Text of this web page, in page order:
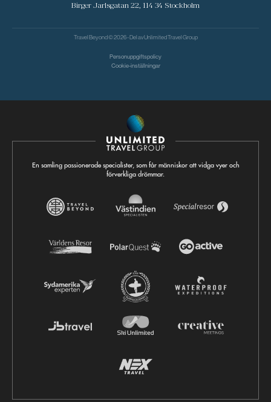
Birger Jarlsgatan 22, 114 34 Stockholm
Travel Beyond © 2026 - Del avUnlimited Travel Group
Personuppgiftspolicy
Cookie-inställningar
En samling passionerade specialister, som får människor att vidga vyer och
förverkliga drömmar.